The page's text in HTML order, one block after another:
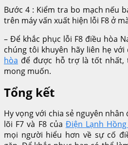
Bước 4 : Kiểm tra bo mạch nếu
trên máy vấn xuất hiện lỗi F8 ở
– Để khắc phục lỗi F8 điều hòa
chúng tôi khuyên hãy liên hẹ với
hòa để được hỗ trợ là tốt nhất,
mong muốn.
Tổng kết
Hy vọng với chia sẻ nguyên nhân
lõi F7 và F8 của Điện Lạnh Hồng
mọi người hiểu hơn về sự cố